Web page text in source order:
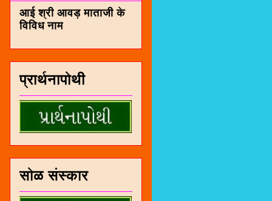
आई श्री आवड़ माताजी के
विविध नाम
प्रार्थनापोथी
सोळ संस्कार